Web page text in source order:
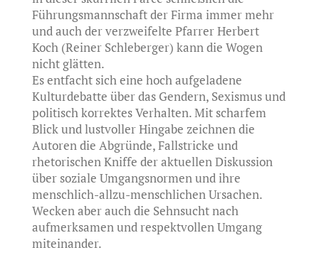
Führungsmannschaft der Firma immer mehr
und auch der verzweifelte Pfarrer Herbert
Koch (Reiner Schleberger) kann die Wogen
nicht glätten.
Es entfacht sich eine hoch aufgeladene
Kulturdebatte über das Gendern, Sexismus und
politisch korrektes Verhalten. Mit scharfem
Blick und lustvoller Hingabe zeichnen die
Autoren die Abgründe, Fallstricke und
rhetorischen Kniffe der aktuellen Diskussion
über soziale Umgangsnormen und ihre
menschlich-allzu-menschlichen Ursachen.
Wecken aber auch die Sehnsucht nach
aufmerksamen und respektvollen Umgang
miteinander.